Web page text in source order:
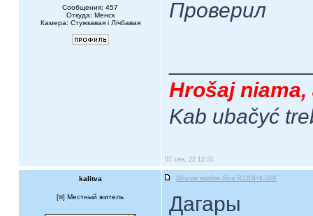
Сообщения: 457
Откуда: Менск
Камера: Стужкавая i Лічбавая
Проверил
Hrošaj
Kab ubačyć
07 сен, 22 12:31
kalitva Штатив карбон Sirui R2204+K-20X
[ ] Местный житель Дагары